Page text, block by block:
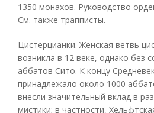
1350 монахов. Руководство
См. также трапписты.
Цистерцианки. Женская ветвь
возникла в 12 веке, однако без
аббатов Сито. К концу
принадлежало около 1000
внесли значительный вклад в
мистики; в частности,